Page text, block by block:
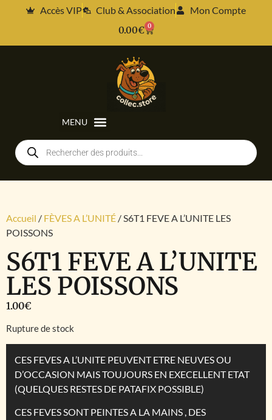
Accès VIP Club & Association
Mon Compte
0.00€ 0
Accueil / FÈVES A L’UNITÉ / S6T1 FEVE A L’UNITE LES
POISSONS
S6T1 FEVE A L’UNITE
LES POISSONS
1.00€
Rupture de stock
CES FEVES A L’UNITE PEUVENT ETRE NEUVES OU
D’OCCASION MAIS TOUJOURS EN EXECELLENT ETAT
(QUELQUES RESTES DE PATAFIX POSSIBLE)
CES FEVES SONT PEINTES A LA MAINS , DES